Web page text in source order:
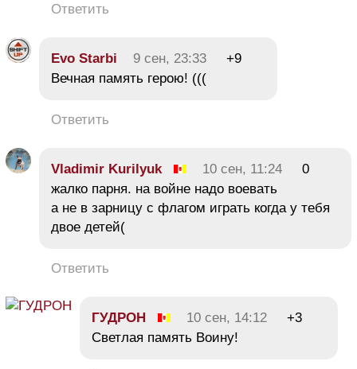
Ответить
Evo Starbi 9 сен, 23:33
+9
Вечная память герою! (((
Ответить
Vladimir Kurilyuk 10 сен, 11:24
0
жалко парня. на войне надо воевать
а не в зарницу с флагом играть когда у тебя
двое детей(
Ответить
ГУДРОН 10 сен, 14:12
+3
Светлая память Воину!